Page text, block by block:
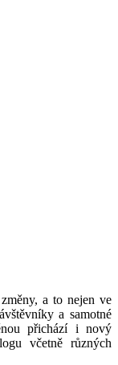
a to nejen ve
a samotné
přichází i nový
včetně různých